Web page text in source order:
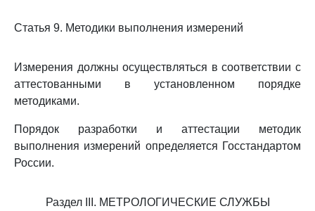
Статья 9. Методики выполнения измерений
Измерения должны осуществляться в соответствии с
аттестованными в установленном порядке
методиками.
Порядок разработки и аттестации методик
выполнения измерений определяется Госстандартом
России.
Раздел III. МЕТРОЛОГИЧЕСКИЕ СЛУЖБЫ